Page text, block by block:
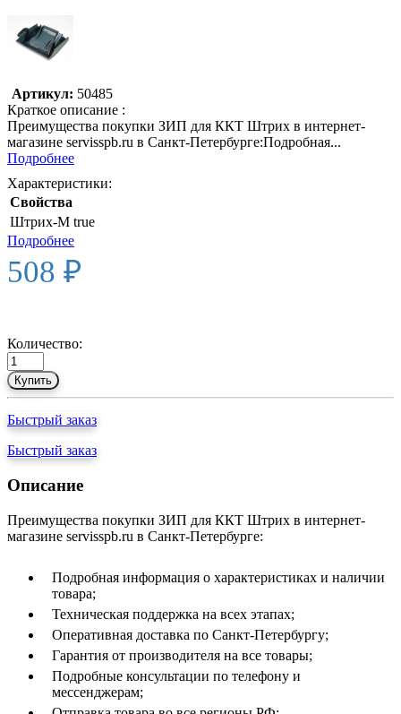
Артикул: 50485
Краткое описание :
Преимущества покупки ЗИП для ККТ Штрих в интернет-
магазине servisspb.ru в Санкт-Петербурге:Подробная...
Подробнее
Характеристики:
Свойства
Штрих-М true
Подробнее
508 ₽
Количество:
Купить
Быстрый заказ
Быстрый заказ
Описание
Преимущества покупки ЗИП для ККТ Штрих в интернет-
магазине servisspb.ru в Санкт-Петербурге:
Подробная информация о характеристиках и наличии
товара;
Техническая поддержка на всех этапах;
Оперативная доставка по Санкт-Петербургу;
Гарантия от производителя на все товары;
Подробные консультации по телефону и
мессенджерам;